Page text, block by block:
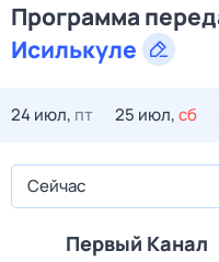
Программа
Исилькуле
24 июл, пт 25 июл,сб
Сейчас
Первый Канал